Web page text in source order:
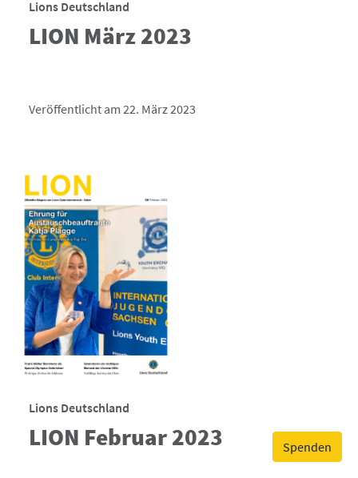
Spenden
Lions Deutschland
LION März 2023
Veröffentlicht am 22. März 2023
Lions Deutschland
LION Februar 2023